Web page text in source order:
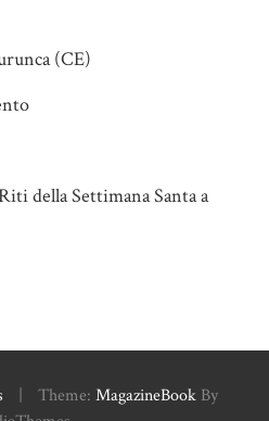
(CE)
della Settimana Santa a
Theme: MagazineBookBy